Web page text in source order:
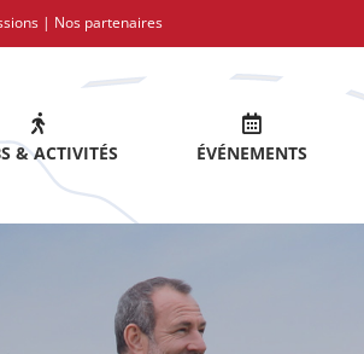
| Nos partenaires
& ACTIVITÉS ÉVÉNEMENTS